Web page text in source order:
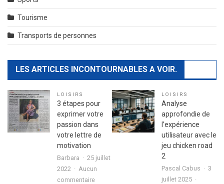
Tourisme
Transports de personnes
LES ARTICLES INCONTOURNABLES A VOIR.
LOISIRS
3 étapes pour
exprimer votre
passion dans
votre lettre de
motivation
Barbara
25 juillet
2022
Aucun
commentairesur
LOISIRS
Analyse
approfondie de
l’expérience
utilisateur avec le
jeu chicken road
2
Pascal Cabus
3
juillet 2025